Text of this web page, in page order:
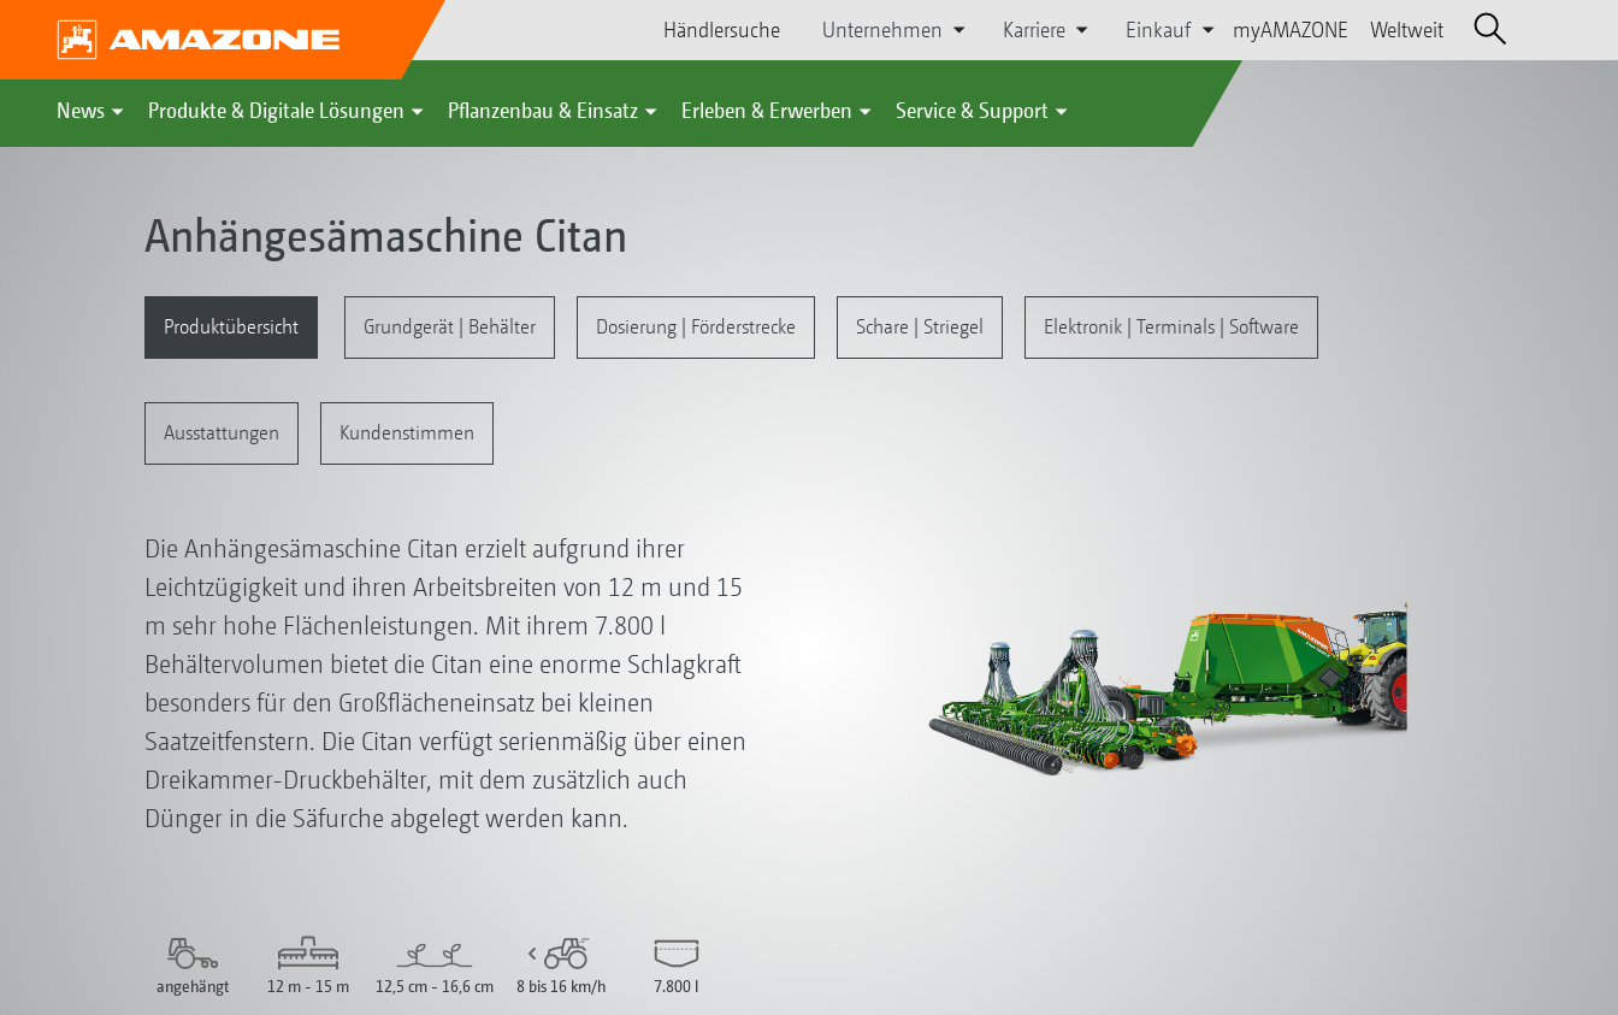
Händlersuche Unternehmen Karriere Einkauf myAMAZONE Weltweit
News Produkte & Digitale Lösungen Pflanzenbau & Einsatz Erleben & Erwerben Service & Support
Anhängesämaschine Citan
Produktübersicht Grundgerät | Behälter Dosierung | Förderstrecke Schare | Striegel Elektronik | Terminals | Software
Ausstattungen Kundenstimmen
Die Anhängesämaschine Citan erzielt aufgrund ihrer
Leichtzügigkeit und ihren Arbeitsbreiten von 12 m und 15
m sehr hohe Flächenleistungen. Mit ihrem 7.800 l
Behältervolumen bietet die Citan eine enorme Schlagkraft
besonders für den Großflächeneinsatz bei kleinen
Saatzeitfenstern. Die Citan verfügt serienmäßig über einen
Dreikammer-Druckbehälter, mit dem zusätzlich auch
Dünger in die Säfurche abgelegt werden kann.
angehängt 12 m - 15 m 12,5 cm - 16,6 cm 8 bis 16 km/h 7.800 l